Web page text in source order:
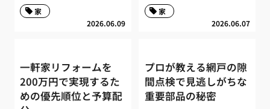
2026.06.09
家
2026.06.07
家
一軒家リフォームを
200万円で実現するた
めの優先順位と予算配
プロが教える網戸の隙
間点検で見逃しがちな
重要部品の秘密